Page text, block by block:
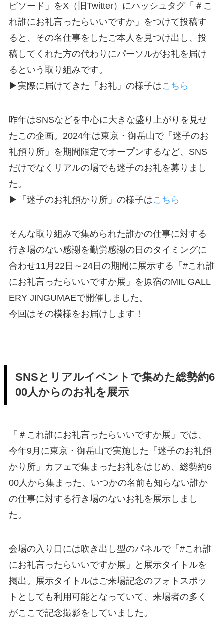
ピソード」をX（旧Twitter）にハッシュタグ「＃こ
れ誰にお礼言ったらいいですか」をつけて投稿す
ると、その名仕事をしたご本人を見つけ出し、投
稿してくれた方の代わりにパーソルがお礼を届け
るという取り組みです。
▶実際に届けてきた「お礼」の様子はこちら
昨年はSNSなどを中心に大きな盛り上がりを見せ
たこの企画。2024年は東京・御岳山で「迷子のお
礼預り所」を期間限定でオープンするなど、SNS
だけでなくリアルの場でも迷子のお礼を募りまし
た。
▶「迷子のお礼預かり所」の様子はこちら
そんな取り組みで集められた誰かの仕事に対する
行き場のない感謝を勤労感謝の日のタイミングに
合わせ11月22日～24日の期間に展示する「#これ誰
にお礼言ったらいいですか展」を原宿のMIL GALL
ERY JINGUMAEで開催しました。
今回はその模様をお届けします！
SNSとリアルイベントで集めた総勢約6
00人からのお礼を展示
「＃これ誰にお礼言ったらいいですか展」では、
今年9月に東京・御岳山で実施した「迷子のお礼預
かり所」カフェで集まったお礼をはじめ、総勢約6
00人から集まった、いつかの名前も知らない誰か
の仕事に対する行き場のないお礼を展示しまし
た。
会場の入り口には吹き出し型のパネルで「#これ誰
にお礼言ったらいいですか展」と展示タイトルを
掲出。展示タイトルはご来場記念のフォトスポッ
トとしても利用可能となっていて、来場者の多く
がここで記念撮影をしていました。